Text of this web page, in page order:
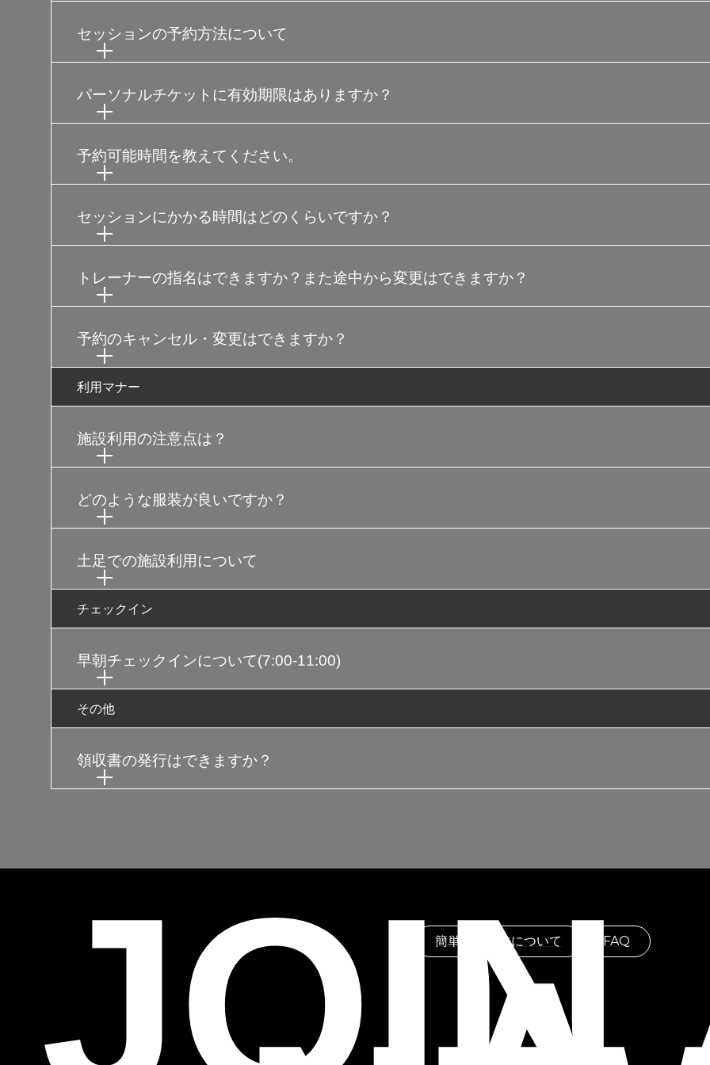
セッションの予約方法について
パーソナルチケットに有効期限はありますか？
予約可能時間を教えてください。
セッションにかかる時間はどのくらいですか？
トレーナーの指名はできますか？また途中から変更はできますか？
予約のキャンセル・変更はできますか？
利用マナー
施設利用の注意点は？
どのような服装が良いですか？
土足での施設利用について
チェックイン
早朝チェックインについて(7:00-11:00)
その他
領収書の発行はできますか？
簡単入会方法について FAQ
JOIN